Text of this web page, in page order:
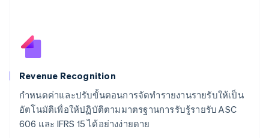
Revenue Recognition
กำหนดค่าและปรับขั้นตอนการจัดทำรายงานรายรับให้เป็น
อัตโนมัติเพื่อให้ปฏิบัติตามมาตรฐานการรับรู้รายรับ ASC
606 และ IFRS 15 ได้อย่างง่ายดาย
สโลวีเนีย
สวิตเซอร์แลนด์
DeutschFrançaisItaliano
SvenskaEnglish
สหรัฐอเมริกา
EnglishEspañol简体中文